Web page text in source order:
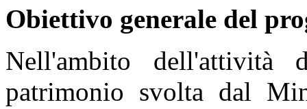
Obiettivo generale del
Nell'ambito dell'attività
patrimonio svolta dal